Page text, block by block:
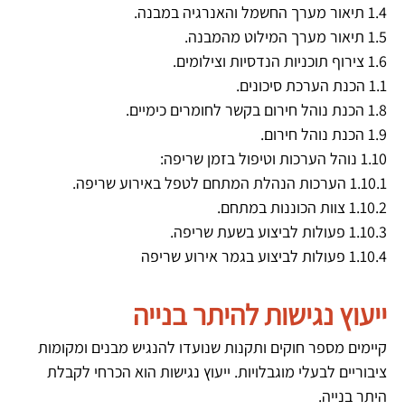
1.4 תיאור מערך החשמל והאנרגיה במבנה.
1.5 תיאור מערך המילוט מהמבנה.
1.6 צירוף תוכניות הנדסיות וצילומים.
1.1 הכנת הערכת סיכונים.
1.8 הכנת נוהל חירום בקשר לחומרים כימיים.
1.9 הכנת נוהל חירום.
1.10 נוהל הערכות וטיפול בזמן שריפה:
1.10.1 הערכות הנהלת המתחם לטפל באירוע שריפה.
1.10.2 צוות הכוננות במתחם.
1.10.3 פעולות לביצוע בשעת שריפה.
1.10.4 פעולות לביצוע בגמר אירוע שריפה
ייעוץ נגישות להיתר בנייה
קיימים מספר חוקים ותקנות שנועדו להנגיש מבנים ומקומות
ציבוריים לבעלי מוגבלויות. ייעוץ נגישות הוא הכרחי לקבלת
היתר בנייה.